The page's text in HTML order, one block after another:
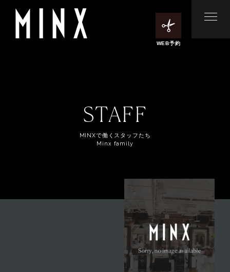
WEB予約
STAFF
MINXで働くスタッフたち
Minx family